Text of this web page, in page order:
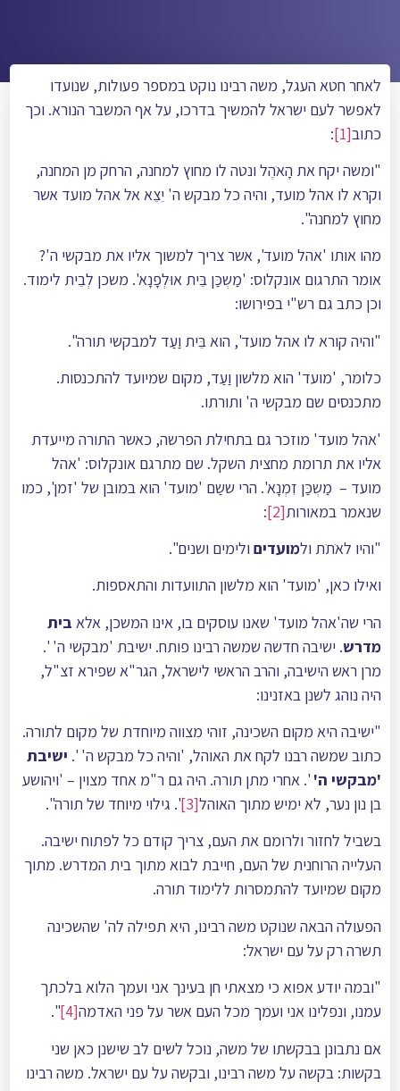
לאחר חטא העגל, משה רבינו נוקט במספר פעולות, שנועדו
לאפשר לעם ישראל להמשיך בדרכו, על אף המשבר הנורא. וכך
כתוב[1]
:
"ומשה יקח את הָאֺהֶל ונטה לו מחוץ למחנה, הרחק מן המחנה,
וקרא לו אהל מועד, והיה כל מבקש ה' יֵצֵא אל אהל מועד אשר
מחוץ למחנה".
מהו אותו 'אהל מועד', אשר צריך למשוך אליו את מבקשי ה'?
אומר התרגום אונקלוס: 'מַשְכַּן בֵּית אוּלְפָנָא'. משכן לְבֵית לימוד.
וכן כתב גם רש"י בפירושו:
"והיה קורא לו אהל מועד', הוא בֵּית וַעַד למבקשי תורה".
כלומר, 'מועד' הוא מלשון וַעַד, מקום שמיועד להתכנסות.
מתכנסים שם מבקשי ה' ותורתו.
'אהל מועד' מוזכר גם בתחילת הפרשה, כאשר התורה מייעדת
אליו את תרומת מחצית השקל. שם מתרגם אונקלוס: 'אהל
מועד – מַשְכַּן זִמְנָא'. הרי ששַם 'מועד' הוא במובן של 'זמן', כמו
שנאמר במאורות[2]
:
"והיו לאֺתֺת ולמועדיםולימים ושנים".
ואילו כאן, 'מועד' הוא מלשון התוועדות והתאספות.
הרי שה'אהל מועד' שאנו עוסקים בו, אינו המשכן, אלא בית
מדרש. ישיבה חדשה שמשה רבינו פותח. ישיבת 'מבקשי ה' '.
מרן ראש הישיבה, והרב הראשי לישראל, הגר"א שפירא זצ"ל,
היה נוהג לשנן באזנינו:
"ישיבה היא מקום השכינה, זוהי מצווה מיוחדת של מקום לתורה.
כתוב שמשה רבנו לקח את האוהל, 'והיה כל מבקש ה' '. ישיבת
'מבקשי ה' '. אחרי מתן תורה. היה גם ר"מ אחד מצוין – 'ויהושע
בן נון נער, לא ימיש מתוך האוהל[3]
'. גילוי מיוחד של תורה".
בשביל לחזור ולרומם את העם, צריך קודם כל לפתוח ישיבה.
העלייה הרוחנית של העם, חייבת לבוא מתוך בית המדרש. מתוך
מקום שמיועד להתמסרות ללימוד תורה.
הפעולה הבאה שנוקט משה רבינו, היא תפילה לה' שהשכינה
תשרה רק על עם ישראל:
"ובמה יודע אפוא כי מצאתי חן בעינך אני ועמך הלוא בלכתך
עמנו, ונפלינו אני ועמך מכל העם אשר על פני האדמה[4]
".
אם נתבונן בבקשתו של משה, נוכל לשים לב שישנן כאן שני
בקשות: בקשה על משה רבינו, ובקשה על עם ישראל. משה רבינו